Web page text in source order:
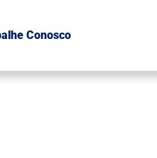
Conosco